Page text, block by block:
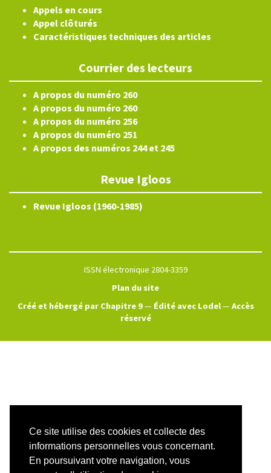
Ce site utilise des cookies et collecte des
informations personnelles vous concernant.
En poursuivant votre navigation, vous
Appels en cours
Appel clôturés
Caractéristiques techniques des articles
Courrier des lecteurs
A propos du numéro 260
A propos du numéro 260
A propos du numéro 256
A propos du numéro 251
A propos des numéros 244 et 245
Revue Igloos
Revue Igloos (1960-1985)
ISSN électronique 2804-3359
Plan du site
Créé et hébergé par Chapitre 9— Édité avec Lodel— Accès
réservé